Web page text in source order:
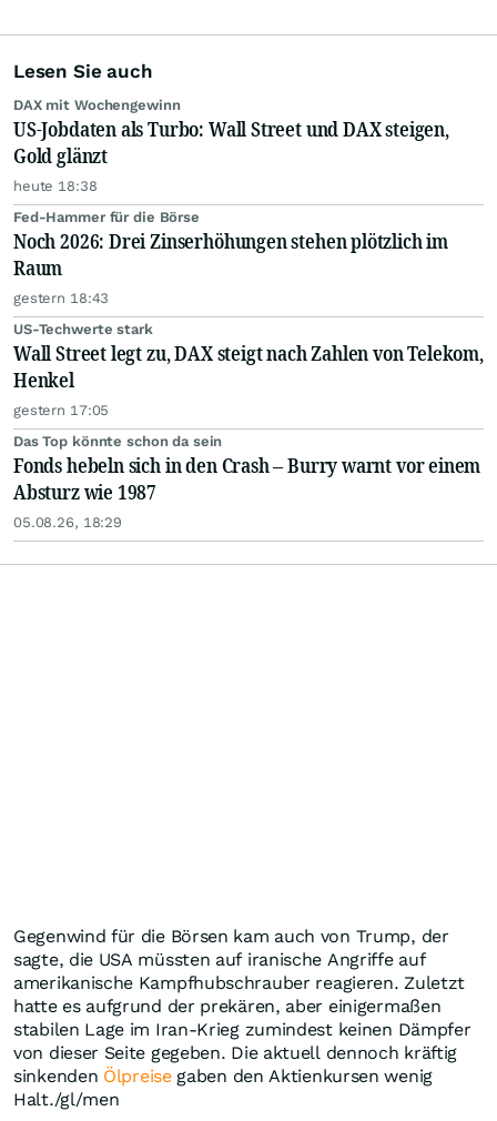
Lesen Sie auch
DAX mit Wochengewinn
US-Jobdaten als Turbo: Wall Street und DAX steigen,
Gold glänzt
heute 18:38
Fed-Hammer für die Börse
Noch 2026: Drei Zinserhöhungen stehen plötzlich im
Raum
gestern 18:43
US-Techwerte stark
Wall Street legt zu, DAX steigt nach Zahlen von Telekom,
Henkel
gestern 17:05
Das Top könnte schon da sein
Fonds hebeln sich in den Crash – Burry warnt vor einem
Absturz wie 1987
05.08.26, 18:29
Gegenwind für die Börsen kam auch von Trump, der
sagte, die USA müssten auf iranische Angriffe auf
amerikanische Kampfhubschrauber reagieren. Zuletzt
hatte es aufgrund der prekären, aber einigermaßen
stabilen Lage im Iran-Krieg zumindest keinen Dämpfer
von dieser Seite gegeben. Die aktuell dennoch kräftig
sinkenden Ölpreisegaben den Aktienkursen wenig
Halt./gl/men